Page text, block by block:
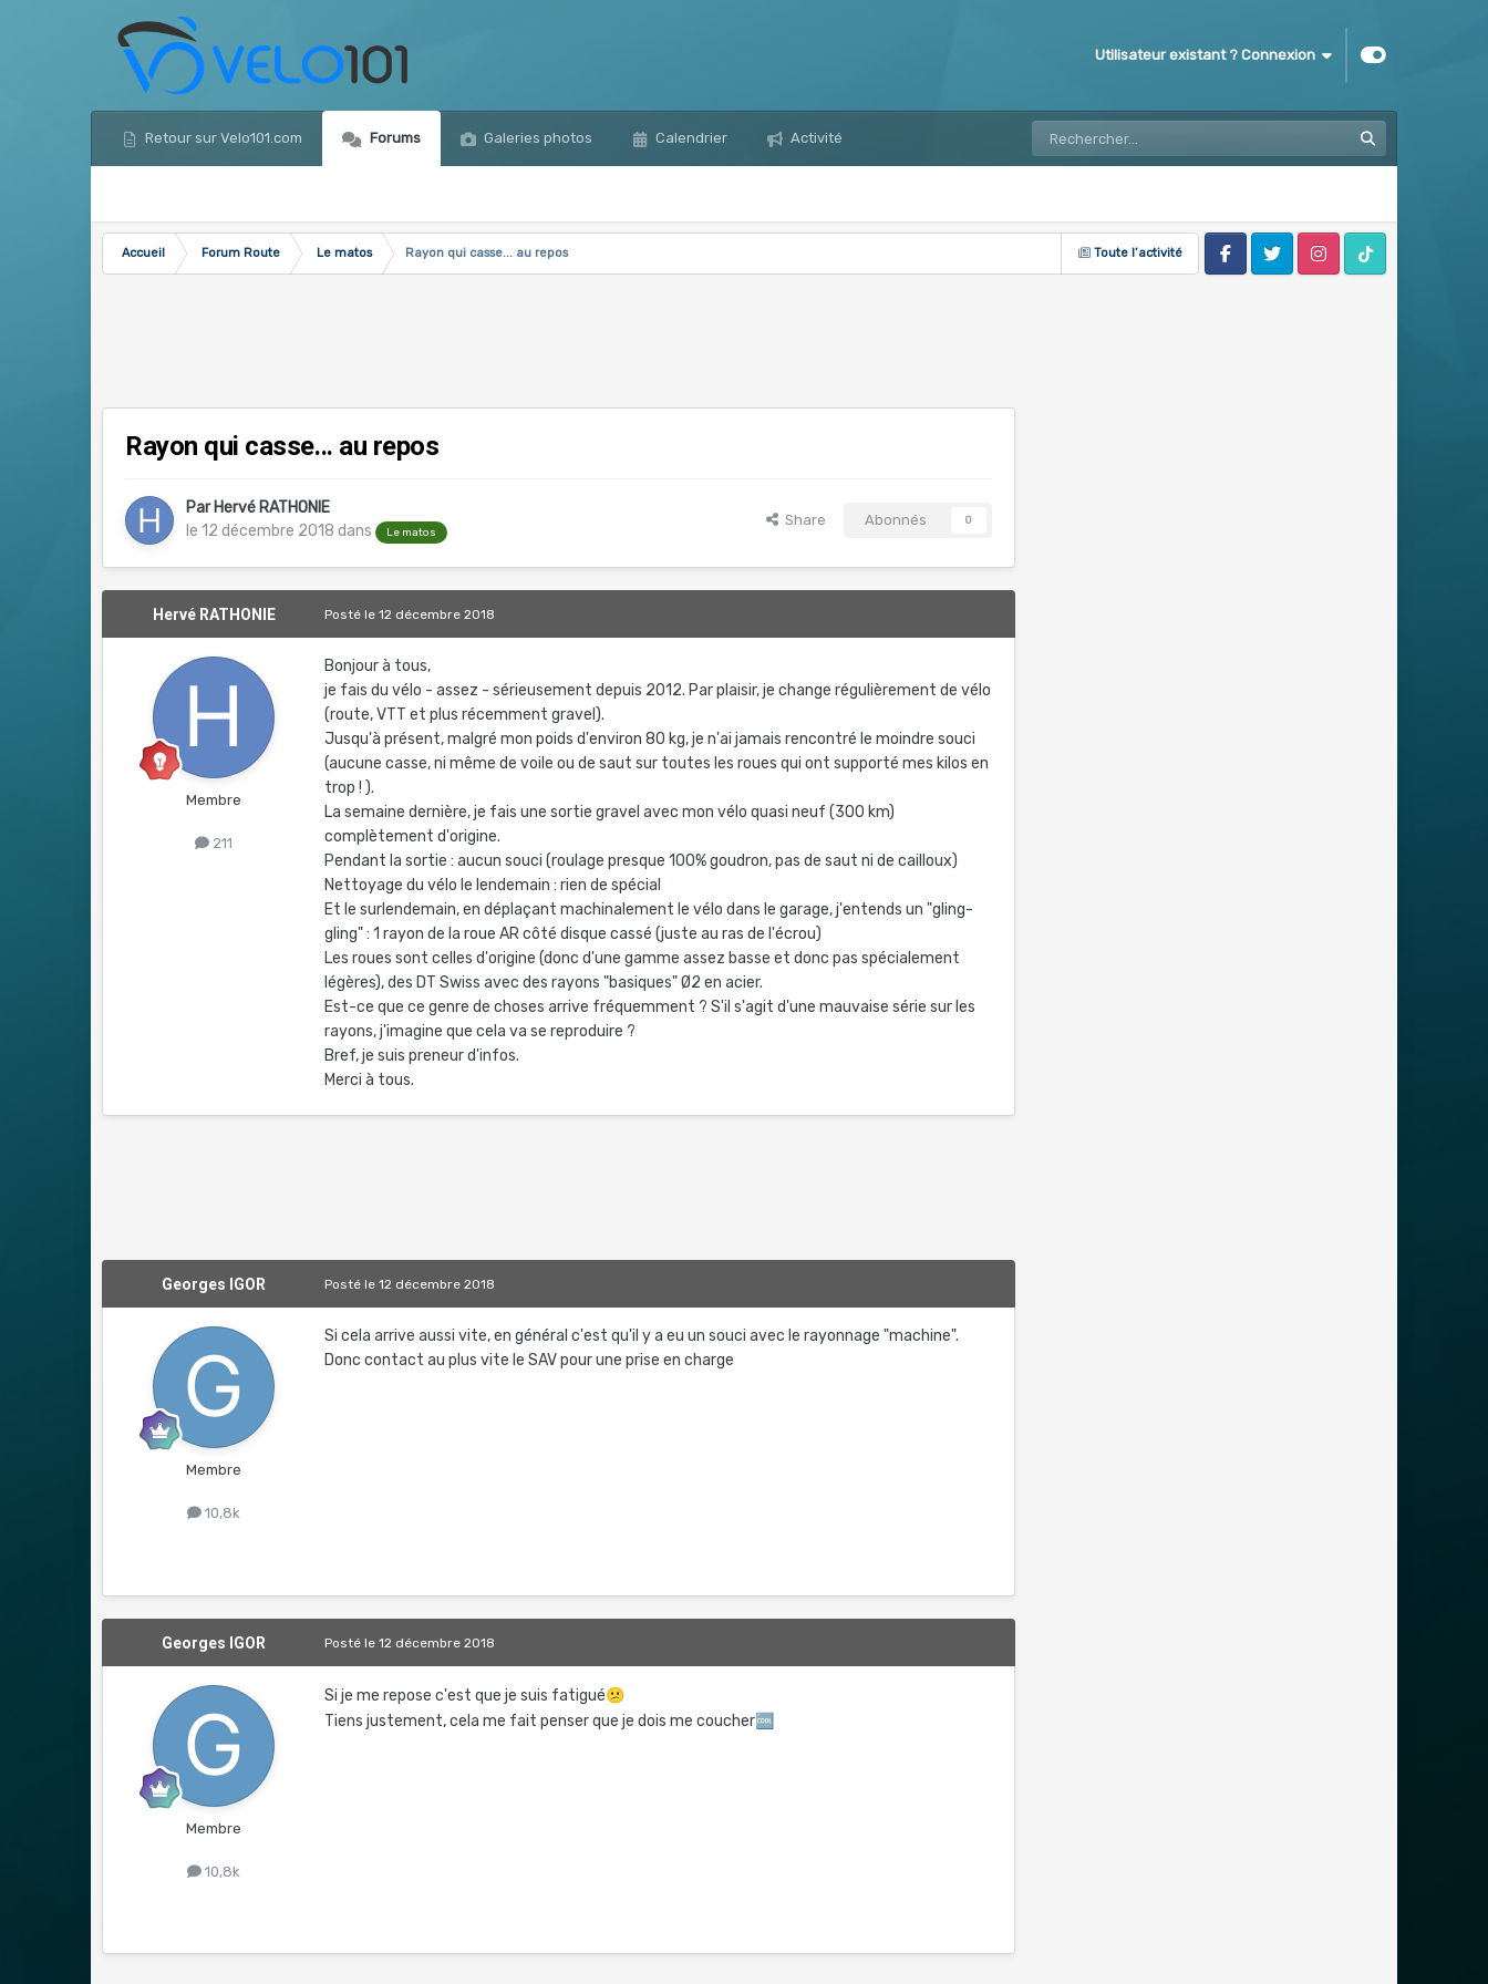
Utilisateur existant ? Connexion
Retour sur Velo101.com Forums Galeries photos Calendrier Activité
Toute l’activité
Accueil Forum Route Le matos
Rayon qui casse... au repos
FacebookTwitter InstagramTik Tok
Rayon qui casse... au repos
Par Hervé RATHONIE
le 12 décembre 2018 dans Le matos
Share Abonnés 0
Hervé RATHONIE
Membre
211
Postéle 12 décembre 2018
Bonjour à tous,
je fais du vélo - assez - sérieusement depuis 2012. Par plaisir, je change régulièrement de vélo
(route, VTT et plus récemment gravel).
Jusqu'à présent, malgré mon poids d'environ 80 kg, je n'ai jamais rencontré le moindre souci
(aucune casse, ni même de voile ou de saut sur toutes les roues qui ont supporté mes kilos en
trop ! ).
La semaine dernière, je fais une sortie gravel avec mon vélo quasi neuf (300 km)
complètement d'origine.
Pendant la sortie : aucun souci (roulage presque 100% goudron, pas de saut ni de cailloux)
Nettoyage du vélo le lendemain : rien de spécial
Et le surlendemain, en déplaçant machinalement le vélo dans le garage, j'entends un "gling-
gling" : 1 rayon de la roue AR côté disque cassé (juste au ras de l'écrou)
Les roues sont celles d'origine (donc d'une gamme assez basse et donc pas spécialement
légères), des DT Swiss avec des rayons "basiques" Ø2 en acier.
Est-ce que ce genre de choses arrive fréquemment ? S'il s'agit d'une mauvaise série sur les
rayons, j'imagine que cela va se reproduire ?
Bref, je suis preneur d'infos.
Merci à tous.
Georges IGOR
Membre
10,8k
Postéle 12 décembre 2018
Si cela arrive aussi vite, en général c'est qu'il y a eu un souci avec le rayonnage "machine".
Donc contact au plus vite le SAV pour une prise en charge
Georges IGOR
Membre
10,8k
Postéle 12 décembre 2018
Si je me repose c'est que je suis fatigué😕
Tiens justement, cela me fait penser que je dois me coucher🆒